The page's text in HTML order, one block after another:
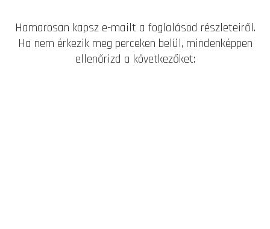
Hamarosan kapsz e-mailt a foglalásod részleteiről.
Ha nem érkezik meg perceken belül, mindenképpen
ellenőrizd a következőket: